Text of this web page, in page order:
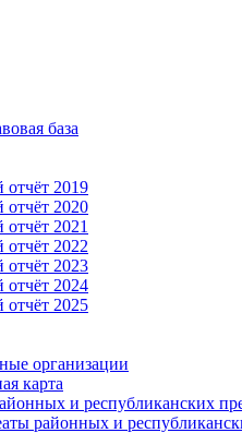
база
2019
2020
2021
2022
2023
2024
2025
организации
карта
и республиканских
районных и